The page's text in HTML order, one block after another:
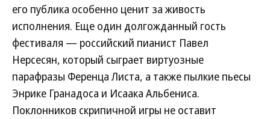
его публика особенно ценит за живость
исполнения. Еще один долгожданный гость
фестиваля — российский пианист Павел
Нерсесян, который сыграет виртуозные
парафразы Ференца Листа, а также пылкие пьесы
Энрике Гранадоса и Исаака Альбениса.
Поклонников скрипичной игры не оставит